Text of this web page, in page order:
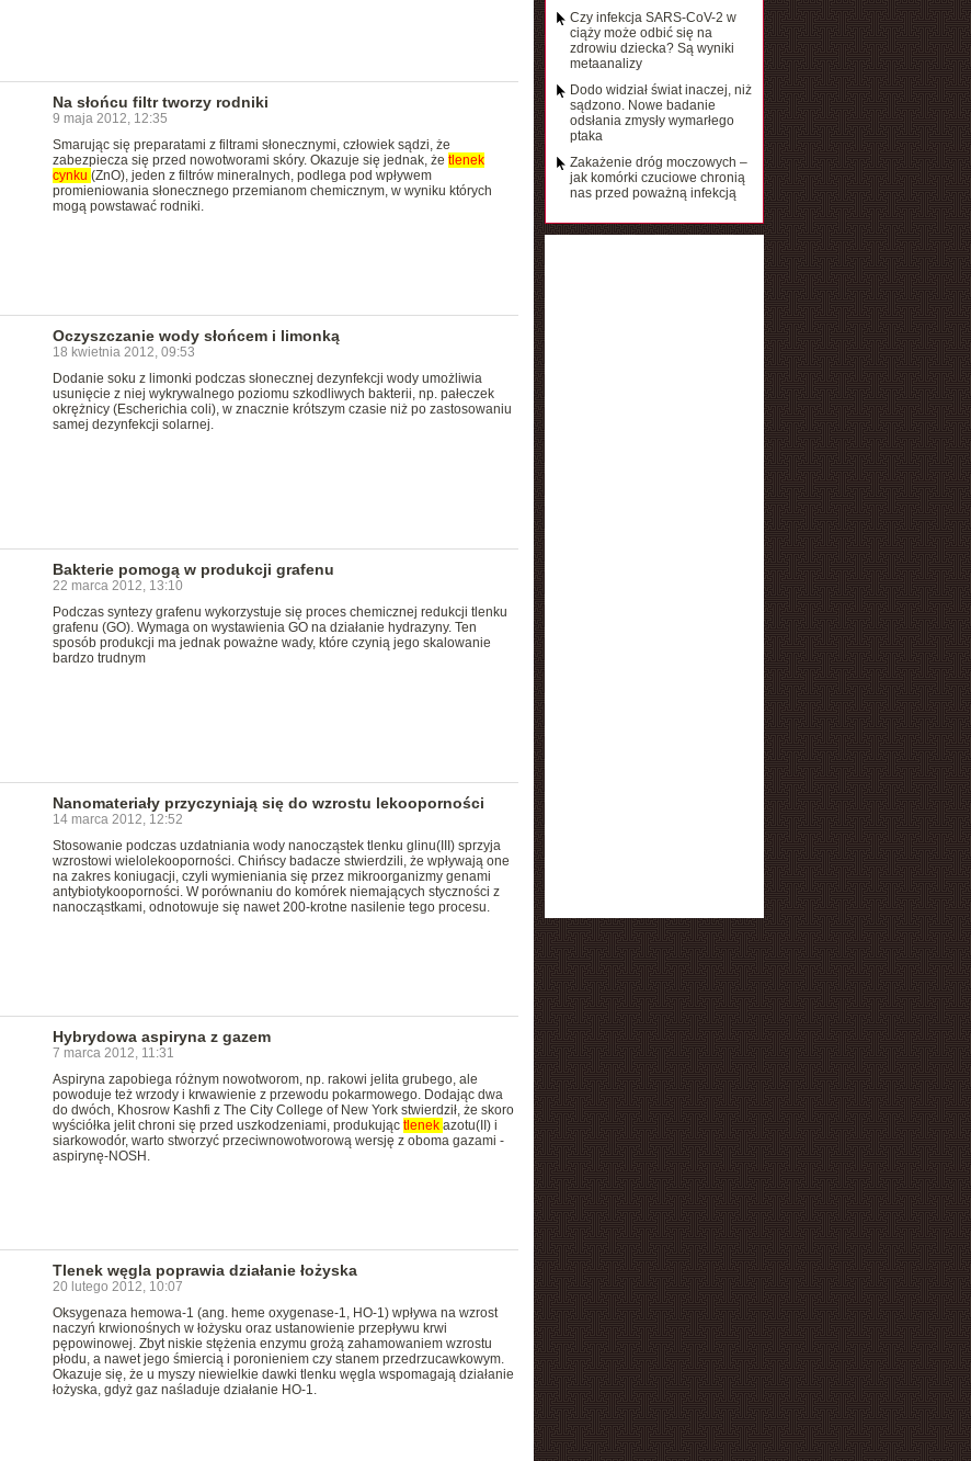
Na słońcu filtr tworzy rodniki
9 maja 2012, 12:35
Smarując się preparatami z filtrami słonecznymi, człowiek sądzi, że
zabezpiecza się przed nowotworami skóry. Okazuje się jednak, że tlenek
cynku (ZnO), jeden z filtrów mineralnych, podlega pod wpływem
promieniowania słonecznego przemianom chemicznym, w wyniku których
mogą powstawać rodniki.
Oczyszczanie wody słońcem i limonką
18 kwietnia 2012, 09:53
Dodanie soku z limonki podczas słonecznej dezynfekcji wody umożliwia
usunięcie z niej wykrywalnego poziomu szkodliwych bakterii, np. pałeczek
okrężnicy (Escherichia coli), w znacznie krótszym czasie niż po zastosowaniu
samej dezynfekcji solarnej.
Bakterie pomogą w produkcji grafenu
22 marca 2012, 13:10
Podczas syntezy grafenu wykorzystuje się proces chemicznej redukcji tlenku
grafenu (GO). Wymaga on wystawienia GO na działanie hydrazyny. Ten
sposób produkcji ma jednak poważne wady, które czynią jego skalowanie
bardzo trudnym
Nanomateriały przyczyniają się do wzrostu lekooporności
14 marca 2012, 12:52
Stosowanie podczas uzdatniania wody nanocząstek tlenku glinu(III) sprzyja
wzrostowi wielolekooporności. Chińscy badacze stwierdzili, że wpływają one
na zakres koniugacji, czyli wymieniania się przez mikroorganizmy genami
antybiotykooporności. W porównaniu do komórek niemających styczności z
nanocząstkami, odnotowuje się nawet 200-krotne nasilenie tego procesu.
Hybrydowa aspiryna z gazem
7 marca 2012, 11:31
Aspiryna zapobiega różnym nowotworom, np. rakowi jelita grubego, ale
powoduje też wrzody i krwawienie z przewodu pokarmowego. Dodając dwa
do dwóch, Khosrow Kashfi z The City College of New York stwierdził, że skoro
wyściółka jelit chroni się przed uszkodzeniami, produkując tlenek azotu(II) i
siarkowodór, warto stworzyć przeciwnowotworową wersję z oboma gazami -
aspirynę-NOSH.
Tlenek węgla poprawia działanie łożyska
20 lutego 2012, 10:07
Oksygenaza hemowa-1 (ang. heme oxygenase-1, HO-1) wpływa na wzrost
naczyń krwionośnych w łożysku oraz ustanowienie przepływu krwi
pępowinowej. Zbyt niskie stężenia enzymu grożą zahamowaniem wzrostu
płodu, a nawet jego śmiercią i poronieniem czy stanem przedrzucawkowym.
Okazuje się, że u myszy niewielkie dawki tlenku węgla wspomagają działanie
łożyska, gdyż gaz naśladuje działanie HO-1.
Czy infekcja SARS-CoV-2 w
ciąży może odbić się na
zdrowiu dziecka? Są wyniki
metaanalizy
Dodo widział świat inaczej, niż
sądzono. Nowe badanie
odsłania zmysły wymarłego
ptaka
Zakażenie dróg moczowych –
jak komórki czuciowe chronią
nas przed poważną infekcją